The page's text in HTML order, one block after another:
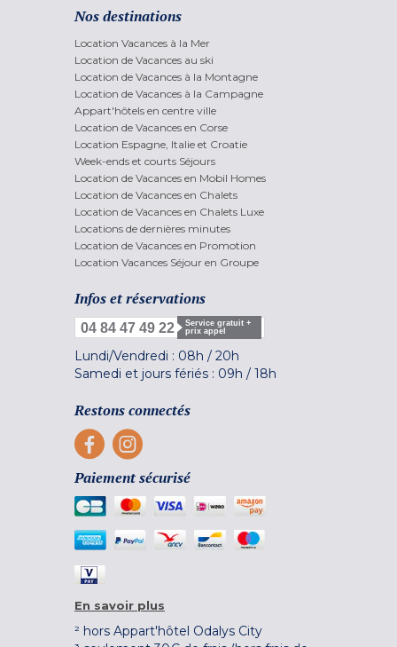
Nos destinations
Location Vacances à la Mer
Location de Vacances au ski
Location de Vacances à la Montagne
Location de Vacances à la Campagne
Appart'hôtels en centre ville
Location de Vacances en Corse
Location Espagne, Italie et Croatie
Week-ends et courts Séjours
Location de Vacances en Mobil Homes
Location de Vacances en Chalets
Location de Vacances en Chalets Luxe
Locations de dernières minutes
Location de Vacances en Promotion
Location Vacances Séjour en Groupe
Infos et réservations
04 84 47 49 22
Service gratuit +
prix appel
Lundi/Vendredi : 08h / 20h
Samedi et jours fériés : 09h / 18h
Restons connectés
Paiement sécurisé
En savoir plus
² hors Appart'hôtel Odalys City